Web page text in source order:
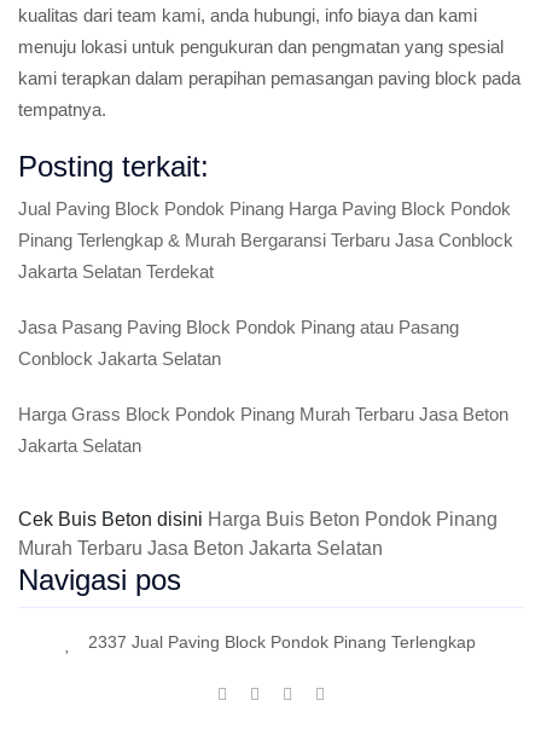
kualitas dari team kami, anda hubungi, info biaya dan kami
menuju lokasi untuk pengukuran dan pengmatan yang spesial
kami terapkan dalam perapihan pemasangan paving block pada
tempatnya.
Posting terkait:
Jual Paving Block Pondok Pinang Harga Paving Block Pondok
Pinang Terlengkap & Murah Bergaransi Terbaru Jasa Conblock
Jakarta Selatan Terdekat
Jasa Pasang Paving Block Pondok Pinang atau Pasang
Conblock Jakarta Selatan
Harga Grass Block Pondok Pinang Murah Terbaru Jasa Beton
Jakarta Selatan
Cek Buis Beton disini Harga Buis Beton Pondok Pinang
Murah Terbaru Jasa Beton Jakarta Selatan
Navigasi pos
2337 Jual Paving Block Pondok Pinang Terlengkap